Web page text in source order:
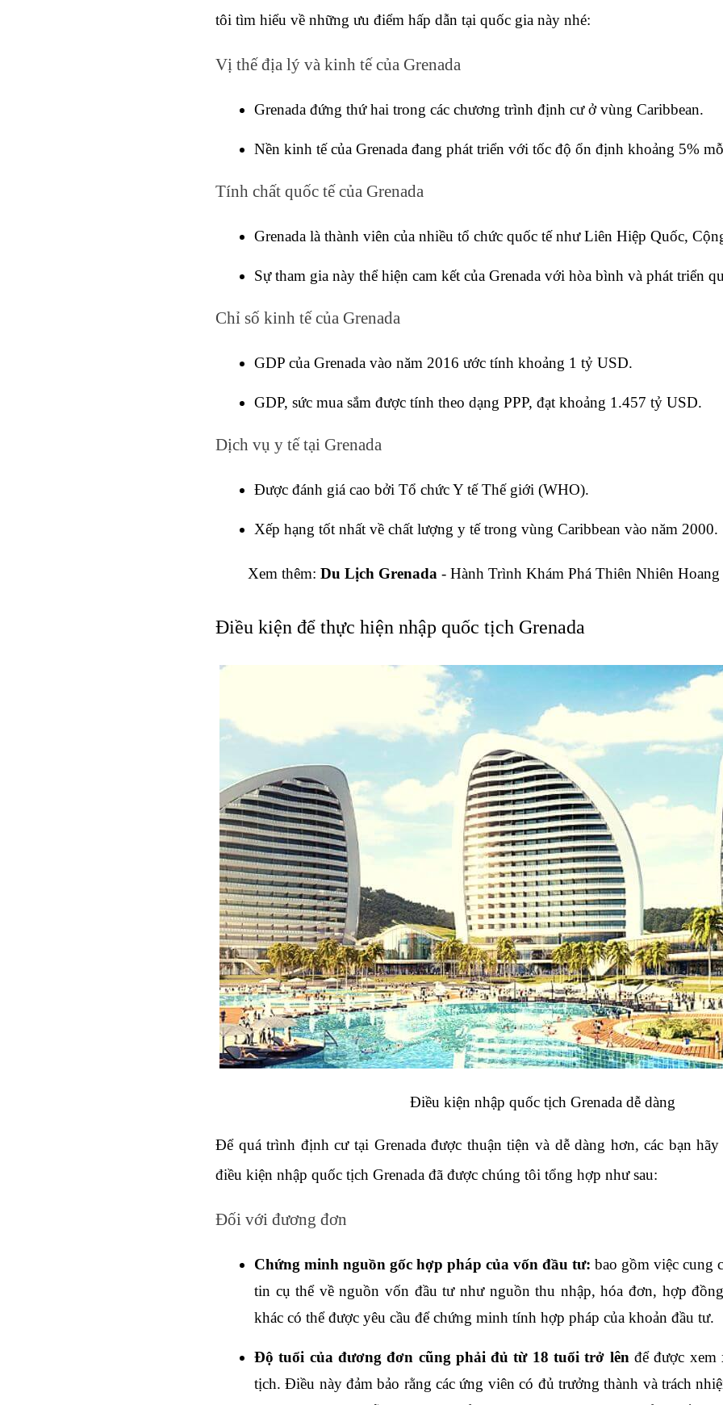
tôi tìm hiểu về những ưu điểm hấp dẫn tại quốc gia này nhé:
Vị thế địa lý và kinh tế của Grenada
Grenada đứng thứ hai trong các chương trình định cư ở vùng Caribbean.
Nền kinh tế của Grenada đang phát triển với tốc độ ổn định khoảng 5%
Tính chất quốc tế của Grenada
Grenada là thành viên của nhiều tổ chức quốc tế như Liên Hiệp Quốc,
Sự tham gia này thể hiện cam kết của Grenada với hòa bình và phát triển
Chỉ số kinh tế của Grenada
GDP của Grenada vào năm 2016 ước tính khoảng 1 tỷ USD.
GDP, sức mua sắm được tính theo dạng PPP, đạt khoảng 1.457 tỷ USD.
Dịch vụ y tế tại Grenada
Được đánh giá cao bởi Tổ chức Y tế Thế giới (WHO).
Xếp hạng tốt nhất về chất lượng y tế trong vùng Caribbean vào năm 2000.
Xem thêm: Du Lịch Grenada - Hành Trình Khám Phá Thiên Nhiên Hoang
Điều kiện để thực hiện nhập quốc tịch Grenada
Điều kiện nhập quốc tịch Grenada dễ dàng
Để quá trình định cư tại Grenada được thuận tiện và dễ dàng hơn, các bạn
điều kiện nhập quốc tịch Grenada đã được chúng tôi tổng hợp như sau:
Đối với đương đơn
Chứng minh nguồn gốc hợp pháp của vốn đầu tư: bao gồm việc cung
tin cụ thể về nguồn vốn đầu tư như nguồn thu nhập, hóa đơn, hợp
khác có thể được yêu cầu để chứng minh tính hợp pháp của khoản đầu tư.
Độ tuổi của đương đơn cũng phải đủ từ 18 tuổi trở lên để được xem
tịch. Điều này đảm bảo rằng các ứng viên có đủ trưởng thành và trách